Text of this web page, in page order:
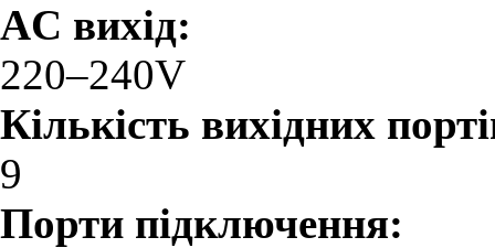
AC вихід:
220–240V
Кількість вихідних
9
Порти підключення: